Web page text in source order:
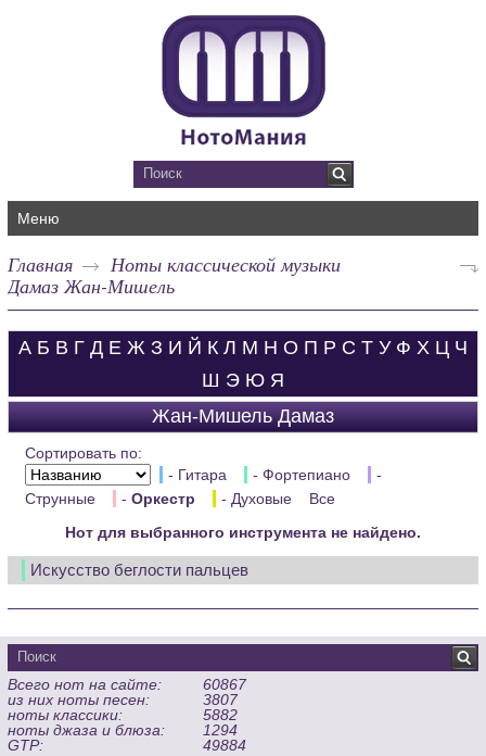
Меню
Главная
Ноты классической музыки
Дамаз Жан-Мишель
А Б В Г Д Е Ж З И Й К Л М Н О П Р С Т У Ф Х Ц Ч
Ш Э Ю Я
Жан-Мишель Дамаз
Сортировать по:
- Гитара
- Фортепиано
-
Струнные
-Оркестр - Духовые
Все
Нот для выбранного инструмента не найдено.
Искусство беглости пальцев
Всего нот на сайте:
60867
из них ноты песен:
3807
ноты классики:
5882
ноты джаза и блюза:
1294
GTP:
49884